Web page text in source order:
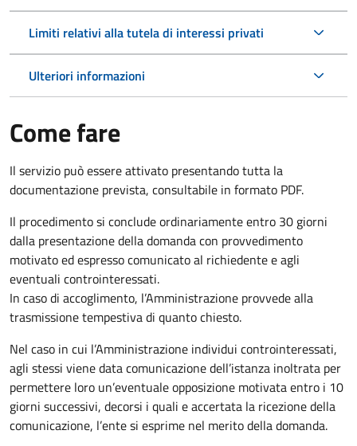
Limiti relativi alla tutela di interessi privati
Ulteriori informazioni
Come fare
Il servizio può essere attivato presentando tutta la
documentazione prevista, consultabile in formato PDF.
Il procedimento si conclude ordinariamente entro 30 giorni
dalla presentazione della domanda con provvedimento
motivato ed espresso comunicato al richiedente e agli
eventuali controinteressati.
In caso di accoglimento, l’Amministrazione provvede alla
trasmissione tempestiva di quanto chiesto.
Nel caso in cui l’Amministrazione individui controinteressati,
agli stessi viene data comunicazione dell’istanza inoltrata per
permettere loro un’eventuale opposizione motivata entro i 10
giorni successivi, decorsi i quali e accertata la ricezione della
comunicazione, l’ente si esprime nel merito della domanda.